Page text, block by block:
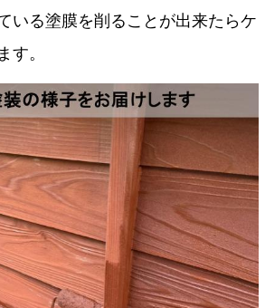
いる塗膜を削ることが出来たらケ
す。